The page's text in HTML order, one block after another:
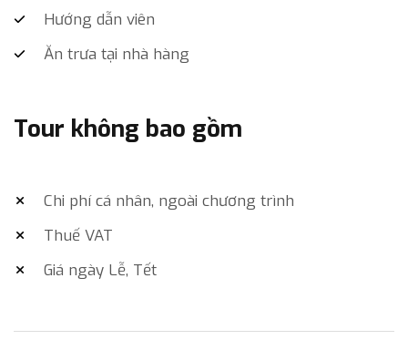
Hướng dẫn viên
Ăn trưa tại nhà hàng
Tour không bao gồm
Chi phí cá nhân, ngoài chương trình
Thuế VAT
Giá ngày Lễ, Tết